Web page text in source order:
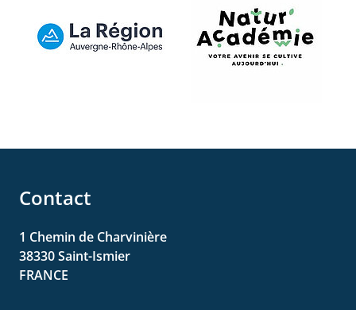
Contact
1 Chemin de Charvinière
38330Saint-Ismier
FRANCE